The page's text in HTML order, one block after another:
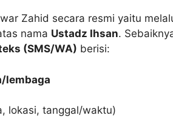
Zahid secara resmi yaitu
nama Ustadz Ihsan.
(SMS/WA) berisi:
lembaga
lokasi, tanggal/waktu)